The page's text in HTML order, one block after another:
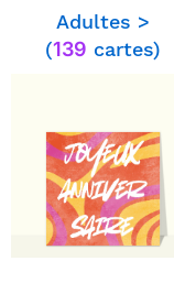
Adultes >
(139 cartes)